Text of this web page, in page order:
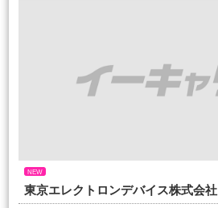
NEW
東京エレクトロンデバイス株式会社